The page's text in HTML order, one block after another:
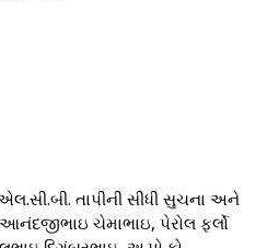
તાપીની સીધી સુચના અને
ચેમાભાઇ, પેરોલ ફર્લો